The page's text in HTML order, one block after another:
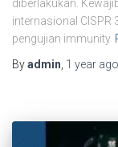
diberlakukan.
internasional CISPR
pengujian immunity
Byadmin, 1 year ago